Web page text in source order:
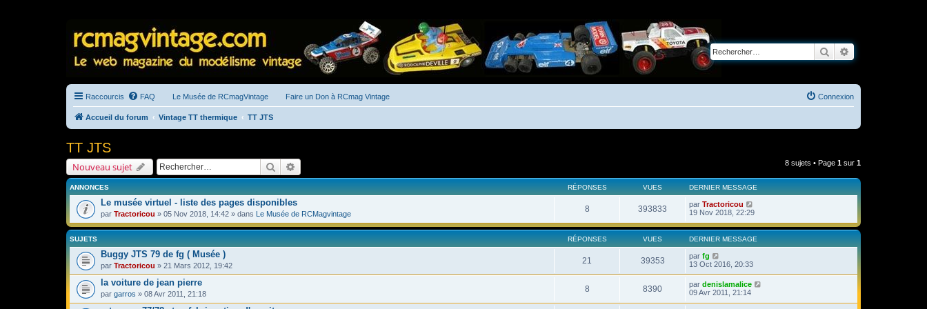
Rechercher
Raccourcis FAQ Le Musée de RCmagVintage Faire un Don à RCmag Vintage Connexion
Accueil du forum Vintage TT thermique TT JTS
TT JTS
Nouveau sujet Rechercher 8 sujets • Page 1 sur 1
ANNONCES RÉPONSES VUES DERNIER MESSAGE
Le musée virtuel - liste des pages disponibles
par Tractoricou » 05 Nov 2018, 14:42 » dans Le Musée de RCMagvintage
8 393833 par Tractoricou
19 Nov 2018, 22:29
SUJETS RÉPONSES VUES DERNIER MESSAGE
Buggy JTS 79 de fg ( Musée )
par Tractoricou » 21 Mars 2012, 19:42
21 39353 par fg
13 Oct 2016, 20:33
la voiture de jean pierre
par garros » 08 Avr 2011, 21:18
8 8390 par denislamalice
09 Avr 2011, 21:14